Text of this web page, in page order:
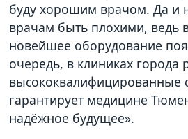
буду хорошим врачом. Да и
врачам быть плохими, ведь
новейшее оборудование
очередь, в клиниках города
высококвалифицированные
гарантирует медицине
надёжное будущее».